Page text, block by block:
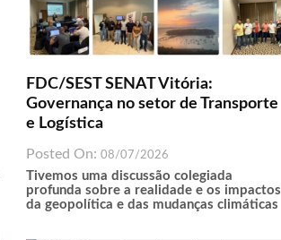
FDC/SEST SENAT Vitória:
Governança no setor de Transporte
e Logística
Posted On:08/07/2026
Tivemos uma discussão colegiada
profunda sobre a realidade e os impactos
da geopolítica e das mudanças climáticas